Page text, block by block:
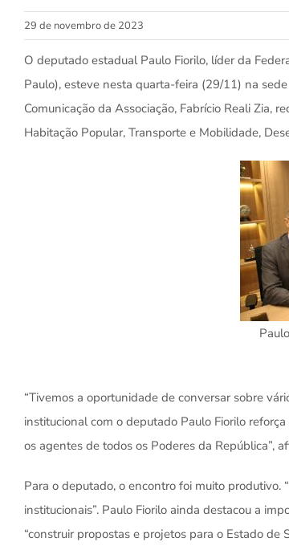
29 de novembro de 2023
O deputado estadual Paulo Fiorilo, líder da
Paulo), esteve nesta quarta-feira (29/11) na
Comunicação da Associação, Fabrício Reali Zia,
Habitação Popular, Transporte e Mobilidade,
“Tivemos a oportunidade de conversar sobre
institucional com o deputado Paulo Fiorilo
os agentes de todos os Poderes da República”,
Para o deputado, o encontro foi muito produtivo.
institucionais”. Paulo Fiorilo ainda destacou a
“construir propostas e projetos para o Estado de